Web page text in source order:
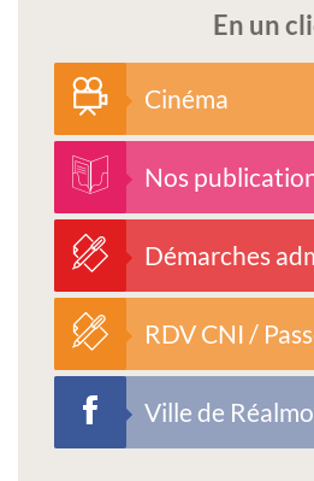
En un
Cinéma
Nos
Démarches
RDV CNI /
Ville de